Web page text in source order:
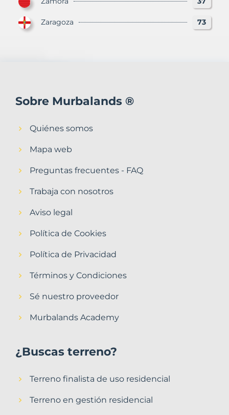
Zaragoza 73
Sobre Murbalands ®
Quiénes somos
Mapa web
Preguntas frecuentes - FAQ
Trabaja con nosotros
Aviso legal
Política de Cookies
Política de Privacidad
Términos y Condiciones
Sé nuestro proveedor
Murbalands Academy
¿Buscas terreno?
Terreno finalista de uso residencial
Terreno en gestión residencial